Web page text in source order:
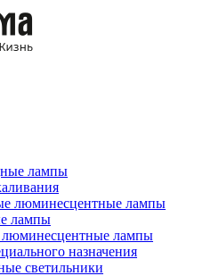
лампы
люминесцентные лампы
лампы
лампы
назначения
светильники